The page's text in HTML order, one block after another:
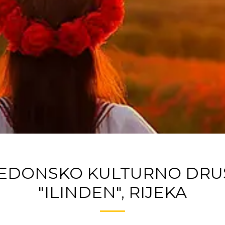
KULTURNO
"ILINDEN", RIJEKA